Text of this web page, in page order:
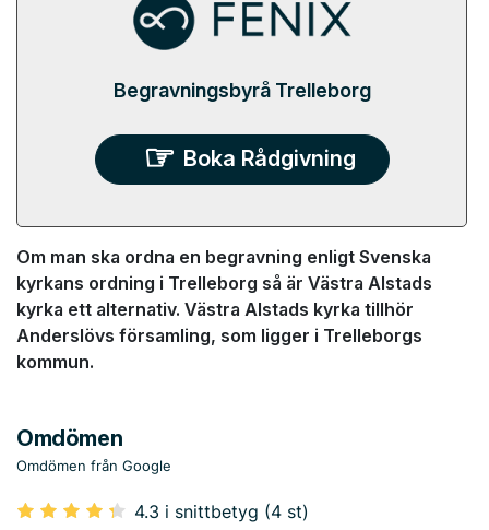
Begravningsbyrå Trelleborg
Boka Rådgivning
Om man ska ordna en begravning enligt Svenska
kyrkans ordning i Trelleborg så är Västra Alstads
kyrka ett alternativ. Västra Alstads kyrka tillhör
Anderslövs församling, som ligger i Trelleborgs
kommun.
Omdömen
Omdömen från Google
4.3 i snittbetyg (4 st)